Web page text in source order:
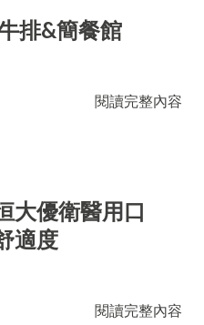
排&簡餐館
閱讀完整內容
大優衛醫用口
適度
閱讀完整內容